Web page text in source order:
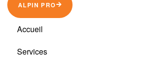
ALPIN PRO
Accueil
Services